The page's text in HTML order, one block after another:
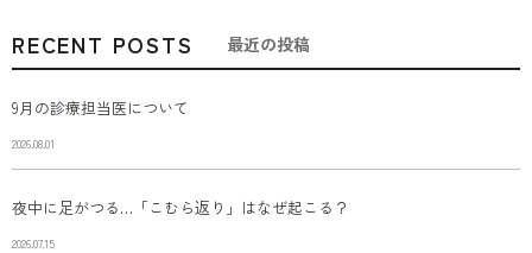
RECENT POSTS 最近の投稿
9月の診療担当医について
2026.08.01
夜中に足がつる…「こむら返り」はなぜ起こる？
2026.07.15